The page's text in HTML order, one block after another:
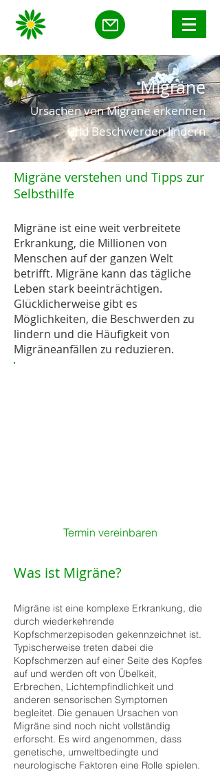
Migräne
Ursachen von Migräne erkennen
und Beschwerden lindern
Migräne verstehen und Tipps zur
Selbsthilfe
Migräne ist eine weit verbreitete
Erkrankung, die Millionen von
Menschen auf der ganzen Welt
betrifft. Migräne kann das tägliche
Leben stark beeinträchtigen.
Glücklicherweise gibt es
Möglichkeiten, die Beschwerden zu
lindern und die Häufigkeit von
Migräneanfällen zu reduzieren.
Termin vereinbaren
Was ist Migräne?
Migräne ist eine komplexe Erkrankung, die
durch wiederkehrende
Kopfschmerzepisoden gekennzeichnet ist.
Typischerweise treten dabei die
Kopfschmerzen auf einer Seite des Kopfes
auf und werden oft von Übelkeit,
Erbrechen, Lichtempfindlichkeit und
anderen sensorischen Symptomen
begleitet. Die genauen Ursachen von
Migräne sind noch nicht vollständig
erforscht. Es wird angenommen, dass
genetische, umweltbedingte und
neurologische Faktoren eine Rolle spielen.